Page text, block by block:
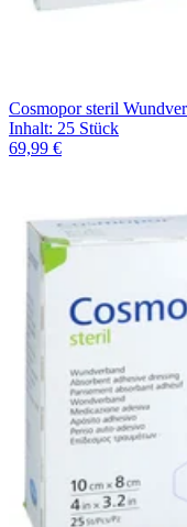
Cosmopor steril
Inhalt: 25 Stück
69,99 €